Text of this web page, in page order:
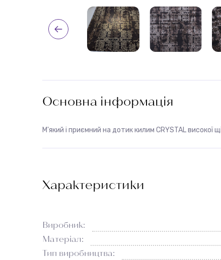
Основна інформація
М'який і приємний на дотик килим CRYSTAL високої
Характеристики
Виробник:
Матеріал:
Тип виробництва: